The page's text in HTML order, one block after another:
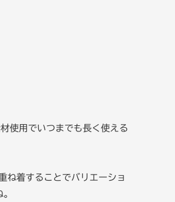
使用でいつまでも長く使える
ね着することでバリエーショ